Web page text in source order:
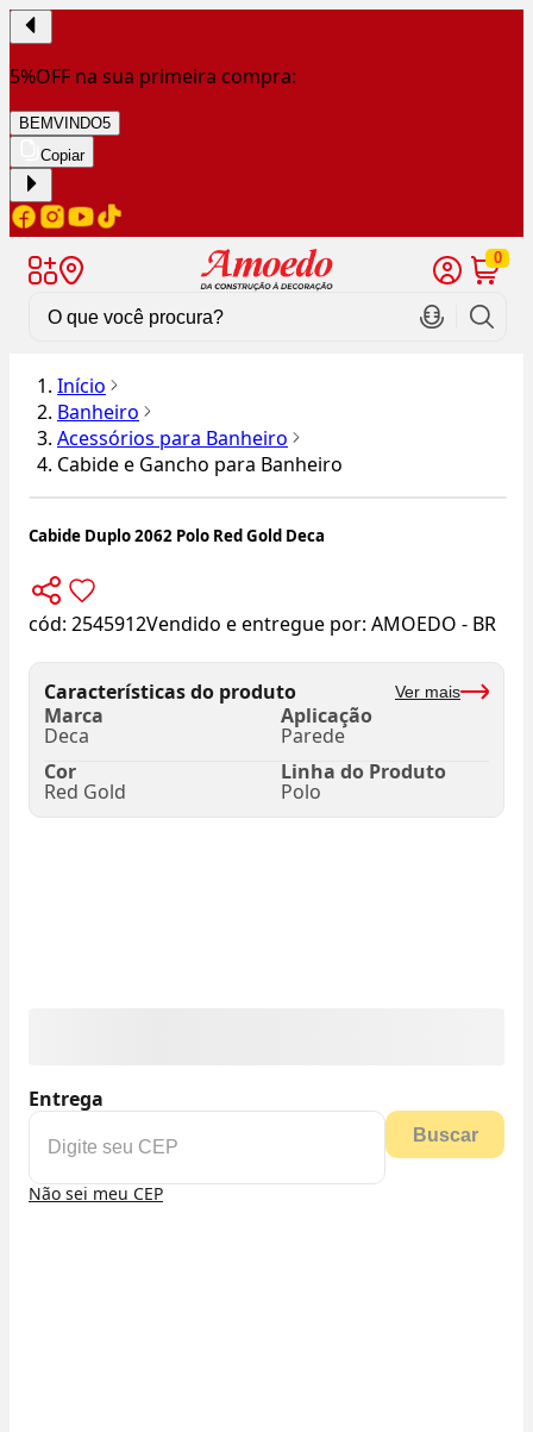
5%OFF na sua primeira compra:
BEMVINDO5
Copiar
0
Início
Banheiro
Acessórios para Banheiro
Cabide e Gancho para Banheiro
Cabide Duplo 2062 Polo Red Gold Deca
cód: 2545912Vendido e entregue por: AMOEDO - BR
Características do produto Ver mais
Marca
Deca
Aplicação
Parede
Cor
Red Gold
Linha do Produto
Polo
Entrega
Buscar
Não sei meu CEP